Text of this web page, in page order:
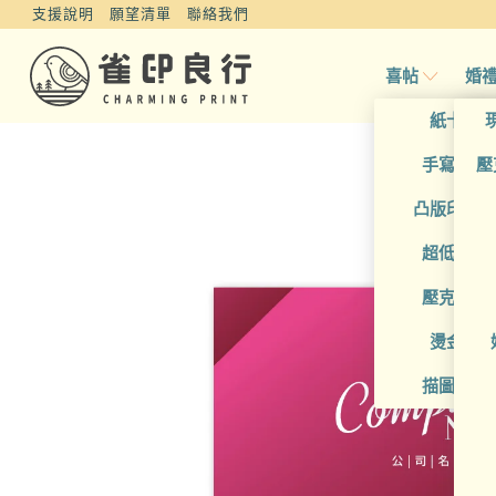
支援說明 願望清單 聯絡我們
喜帖
紙卡喜帖
手寫風喜
凸版印刷
超低價喜
壓克力喜
燙金喜帖
描圖紙喜
婚